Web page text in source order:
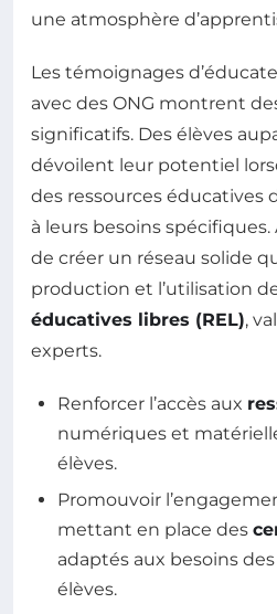
une atmosphère
Les témoignages
avec des ONG montrent
significatifs. Des élèves
dévoilent leur potentiel
des ressources éducatives
à leurs besoins spécifiques.
de créer un réseau solide
production et l’utilisation
éducatives libres (REL),
experts.
Renforcer l’accès aux
numériques et
élèves.
Promouvoir
mettant en place des
adaptés aux besoins
élèves.